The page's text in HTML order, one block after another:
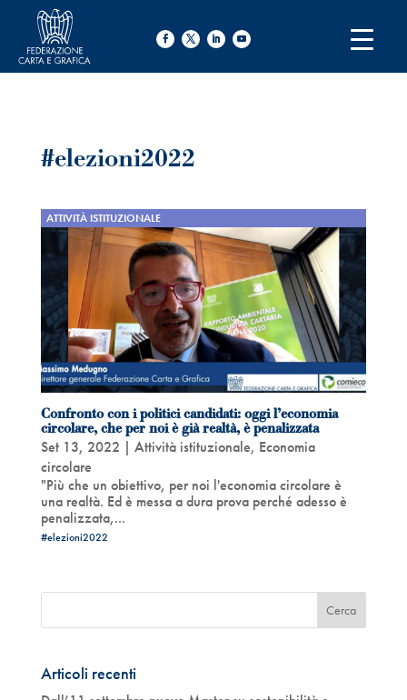
#elezioni2022
ATTIVITÀ ISTITUZIONALE
Confronto con i politici candidati: oggi l’economia
circolare, che per noi è già realtà, è penalizzata
Set 13, 2022 | Attività istituzionale, Economia
circolare
"Più che un obiettivo, per noi l'economia circolare è
una realtà. Ed è messa a dura prova perché adesso è
penalizzata,...
#elezioni2022
Articoli recenti